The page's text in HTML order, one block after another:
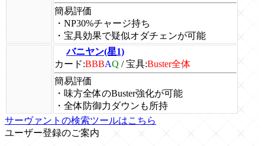
簡易評価
・NP30%チャージ持ち
・宝具効果で疑似オダチェンが可能
バニヤン(星1)
カード:BBBAQ /宝具:Buster全体
簡易評価
・味方全体のBuster強化が可能
・全体防御力ダウンも所持
サーヴァントの検索ツールはこちら
ユーザー登録のご案内